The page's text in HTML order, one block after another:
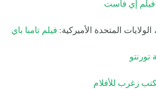
فيلم إي فاست
الولايات المتحدة الأميركية: فيلم تامبا باي
تورنتو
زغرب للأفلام